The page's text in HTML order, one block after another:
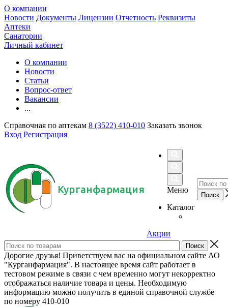
О компании
Новости Документы Лицензии Отчетность Реквизиты
Аптеки
Санатории
Личный кабинет
О компании
Новости
Статьи
Вопрос-ответ
Вакансии
...
Справочная по аптекам 8 (3522) 410-010 Заказать звонок
Вход Регистрация
Курганфармация
Меню
Каталог
Акции
Дорогие друзья! Приветствуем вас на официальном сайте АО
"Курганфармация". В настоящее время сайт работает в
тестовом режиме в связи с чем временно могут некорректно
отображаться наличие товара и цены. Необходимую
информацию можно получить в единой справочной службе
по номеру 410-010